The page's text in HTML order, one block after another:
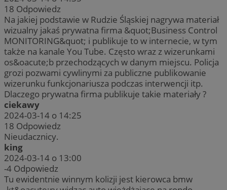
18 Odpowiedz
Na jakiej podstawie w Rudzie Śląskiej nagrywa materiał
wizualny jakaś prywatna firma &quot;Business Control
MONITORING&quot; i publikuje to w internecie, w tym
także na kanale You Tube. Często wraz z wizerunkami
os&oacute;b przechodzących w danym miejscu. Policja
grozi pozwami cywlinymi za publiczne publikowanie
wizerunku funkcjonariusza podczas interwencji itp.
Dlaczego prywatna firma publikuje takie materiały ?
ciekawy
2024-03-14 o 14:25
18 Odpowiedz
Nieudacznicy.
king
2024-03-14 o 13:00
-4 Odpowiedz
Tu ewidentnie winnym kolizji jest kierowca bmw